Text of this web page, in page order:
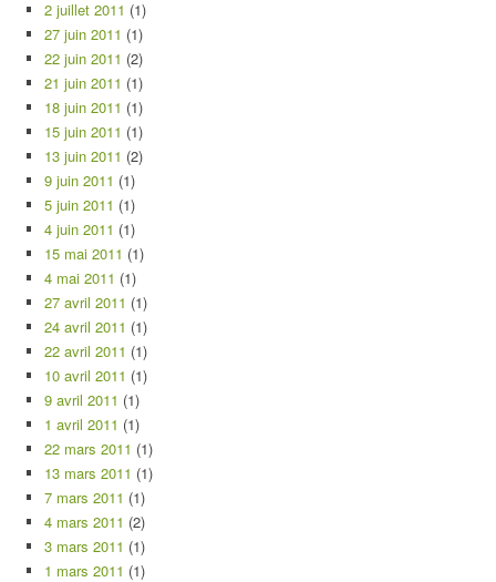
2 juillet 2011 (1)
27 juin 2011 (1)
22 juin 2011 (2)
21 juin 2011 (1)
18 juin 2011 (1)
15 juin 2011 (1)
13 juin 2011 (2)
9 juin 2011 (1)
5 juin 2011 (1)
4 juin 2011 (1)
15 mai 2011 (1)
4 mai 2011 (1)
27 avril 2011 (1)
24 avril 2011 (1)
22 avril 2011 (1)
10 avril 2011 (1)
9 avril 2011 (1)
1 avril 2011 (1)
22 mars 2011 (1)
13 mars 2011 (1)
7 mars 2011 (1)
4 mars 2011 (2)
3 mars 2011 (1)
1 mars 2011 (1)